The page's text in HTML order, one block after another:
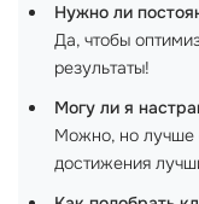
Нужно ли
Да, чтобы
результаты!
Могу ли я
Можно, но лучше
достижения